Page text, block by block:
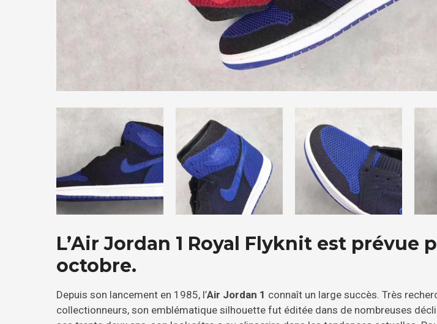
L’Air Jordan 1 Royal Flyknit est prévue
octobre.
Depuis son lancement en 1985, l’Air Jordan 1 connaît un large succès. Très
collectionneurs, son emblématique silhouette fut éditée dans de nombreuses